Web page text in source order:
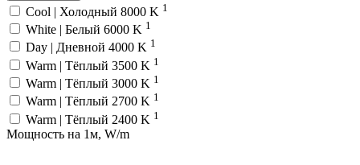
Cool | Холодный 8000 K 1
White | Белый 6000 K 1
Day | Дневной 4000 K 1
Warm | Тёплый 3500 K 1
Warm | Тёплый 3000 K 1
Warm | Тёплый 2700 K 1
Warm | Тёплый 2400 K 1
Мощность на 1м, W/m